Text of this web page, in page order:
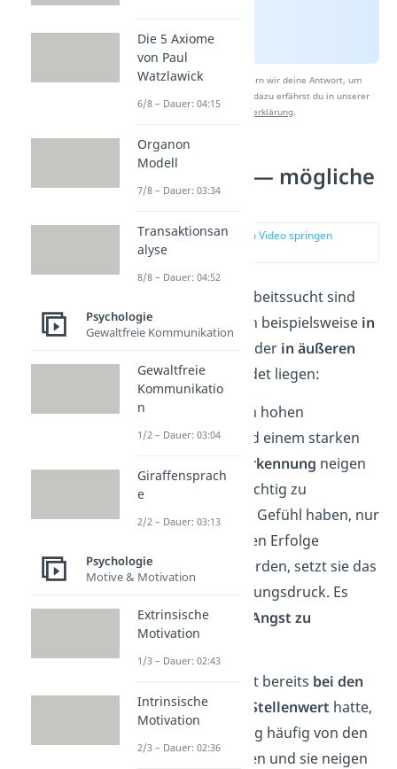
Nach Beantwortung speichern wir deine Antwort, um
Studyflix zu verbessern. Mehr dazu erfährst du in unserer
Datenschutzerklärung.
Arbeitssucht — mögliche
Ursachen
zur Stelle im Video springen
Die Ursachen von Arbeitssucht sind
vielfältig und können beispielsweise in
oder in äußeren
Umständenbegründet liegen:
Menschen mit einem hohen
Perfektionismus
und einem starken
Bedürfnis nach Anerkennung neigen
eher dazu, arbeitssüchtig zu
werden.
Falls sie das Gefühl haben, nur
durch ihre beruflichen Erfolge
wertgeschätzt zu werden, setzt sie das
unter enormen Leistungsdruck. Es
entwickelt sich eine
Angst zu
versagen.
Auch wenn die Arbeit bereits bei den
Eltern einen hohen Stellenwert hatte,
wird diese Einstellung häufig von den
Kindern übernommen und sie neigen
Die 5 Axiome
von Paul
Watzlawick
6/8 – Dauer: 04:15
Organon
Modell
7/8 – Dauer: 03:34
Transaktionsan
alyse
8/8 – Dauer: 04:52
Psychologie
Gewaltfreie Kommunikation
Gewaltfreie
Kommunikatio
n
1/2 – Dauer: 03:04
Giraffensprach
e
2/2 – Dauer: 03:13
Psychologie
Motive & Motivation
Extrinsische
Motivation
1/3 – Dauer: 02:43
Intrinsische
Motivation
2/3 – Dauer: 02:36